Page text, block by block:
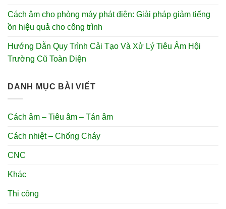
Cách âm cho phòng máy phát điện: Giải pháp giảm tiếng
ồn hiệu quả cho công trình
Hướng Dẫn Quy Trình Cải Tạo Và Xử Lý Tiêu Âm Hội
Trường Cũ Toàn Diện
DANH MỤC BÀI VIẾT
Cách âm – Tiêu âm – Tán âm
Cách nhiệt – Chống Cháy
CNC
Khác
Thi công